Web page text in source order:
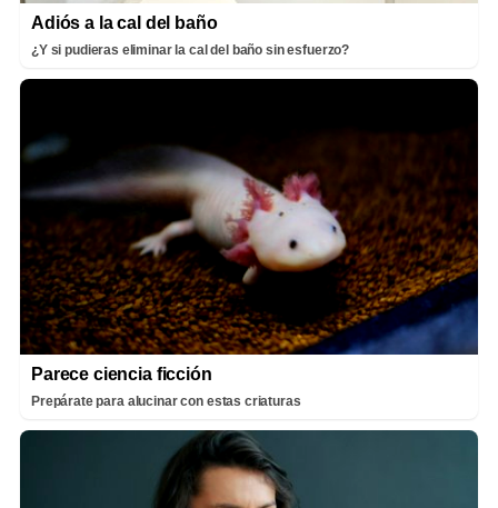
Adiós a la cal del baño
¿Y si pudieras eliminar la cal del baño sin esfuerzo?
Parece ciencia ficción
Prepárate para alucinar con estas criaturas